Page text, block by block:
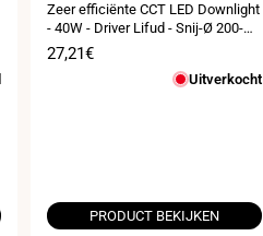
Zeer efficiënte CCT LED Downlight
- 40W - Driver Lifud - Snij-Ø 200-
220mm IP54
Verkoopprijs
27,21€
Uitverkocht
PRODUCT BEKIJKEN